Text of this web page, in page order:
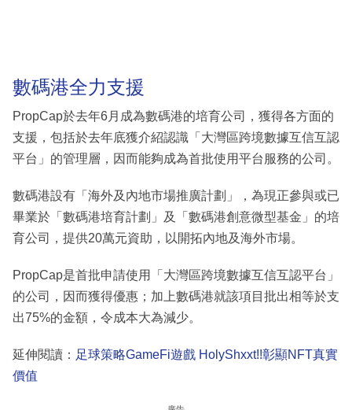
數碼港全力支援
PropCap於去年6月成為數碼港的培育公司，獲得各方面的
支援，包括於去年底獲介紹認識「大灣區跨境數據互信互認
平台」的管理層，因而能夠成為首批使用平台服務的公司。
數碼港設有「海外及內地市場推廣計劃」，為現正參與或已
畢業於「數碼港培育計劃」及「數碼港創意微型基金」的培
育公司，提供20萬元資助，以開拓內地及海外市場。
PropCap是首批申請使用「大灣區跨境數據互信互認平台」
的公司，因而獲得優惠；加上數碼港就該項目批出相等於支
出75%的金額，令成本大為減少。
延伸閱讀： 足球策略GameFi遊戲 HolyShxxt!!彰顯NFT真實
價值